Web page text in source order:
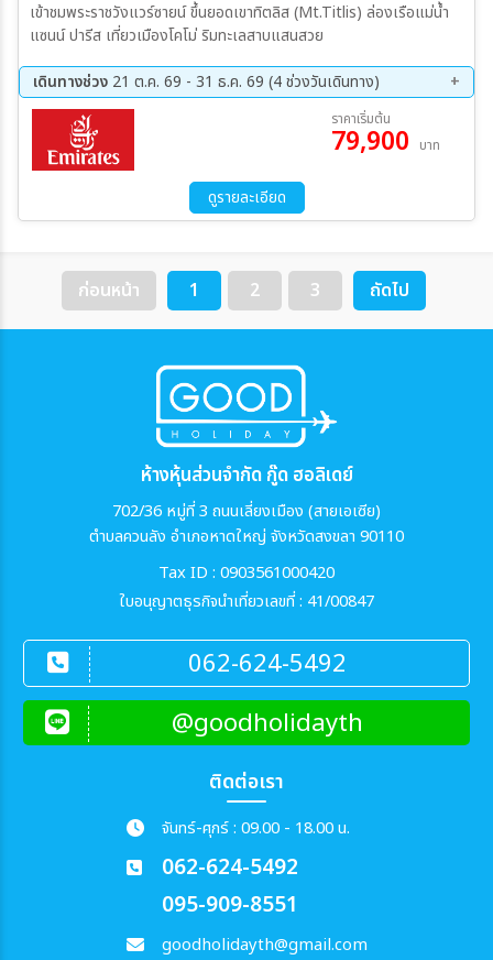
เข้าชมพระราชวังแวร์ซายน์ ขึ้นยอดเขาทิตลิส (Mt.Titlis) ล่องเรือแม่น้ำ
แซนน์ ปารีส เที่ยวเมืองโคโม่ ริมทะเลสาบแสนสวย
เดินทางช่วง 21 ต.ค. 69 - 31 ธ.ค. 69 (4 ช่วงวันเดินทาง)
21 ต.ค. 69 - 28 ต.ค. 69
05 พ.ย. 69 - 12 พ.ย. 69
29 พ.ย. 69 - 06 ธ.ค. 69
24 ธ.ค. 69 - 31 ธ.ค. 69
ราคาเริ่มต้น
79,900 บาท
ดูรายละเอียด
ก่อนหน้า 1 2 3 ถัดไป
ห้างหุ้นส่วนจำกัด กู๊ด ฮอลิเดย์
702/36 หมู่ที่ 3 ถนนเลี่ยงเมือง (สายเอเซีย)
ตำบลควนลัง อำเภอหาดใหญ่ จังหวัดสงขลา 90110
Tax ID : 0903561000420
ใบอนุญาตธุรกิจนำเที่ยวเลขที่ : 41/00847
062-624-5492
@goodholidayth
ติดต่อเรา
จันทร์-ศุกร์ : 09.00 - 18.00 น.
062-624-5492
095-909-8551
goodholidayth@gmail.com